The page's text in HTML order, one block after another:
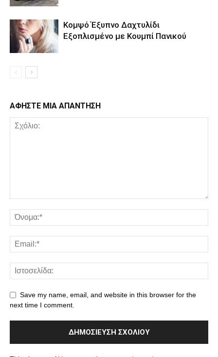
Κομψό Έξυπνο Δαχτυλίδι
Εξοπλισμένο με Κουμπί Πανικού
ΑΦΗΣΤΕ ΜΙΑ ΑΠΑΝΤΗΣΗ
Save my name, email, and website in this browser for the
next time I comment.